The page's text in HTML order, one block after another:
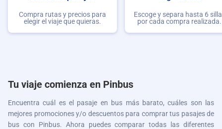
Compra rutas y precios para
elegir el viaje que quieras.
Escoge y separa hasta 6
por cada compra realizada.
Tu viaje comienza en Pinbus
Encuentra cuál es el pasaje en bus más barato, cuáles son las
mejores promociones y/o descuentos para comprar tus pasajes de
bus con Pinbus. Ahora puedes comparar todas las diferentes